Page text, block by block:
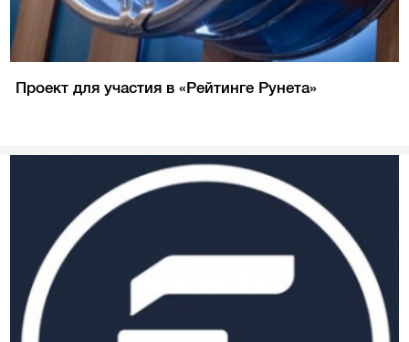
Проект для участия в «Рейтинге Рунета»